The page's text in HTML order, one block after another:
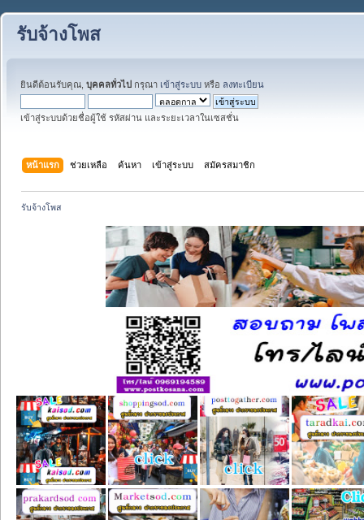
รับจ้างโพส
ยินดีต้อนรับคุณ, บุคคลทั่วไป กรุณา เข้าสู่ระบบ หรือ ลงทะเบียน
เข้าสู่ระบบด้วยชื่อผู้ใช้ รหัสผ่าน และระยะเวลาในเซสชั่น
หน้าแรก ช่วยเหลือ ค้นหา เข้าสู่ระบบ สมัครสมาชิก
รับจ้างโพส